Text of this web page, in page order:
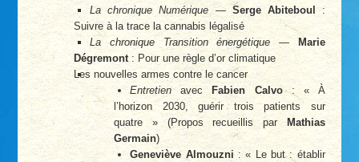
La chronique Numérique —Serge Abiteboul :
Suivre à la trace la cannabis légalisé
La chronique Transition énergétique —
Marie
Dégremont: Pour une règle d’or climatique
Les nouvelles armes contre le cancer
Entretien avec Fabien Calvo: « À
l’horizon 2030, guérir trois patients sur
quatre » (Propos recueillis par Mathias
Germain)
Geneviève Almouzni: « Le but : établir